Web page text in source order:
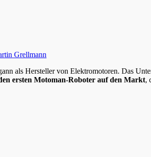
Grellmann
als Hersteller von Elektromotoren. Das
ersten Motoman-Roboter auf den Markt,